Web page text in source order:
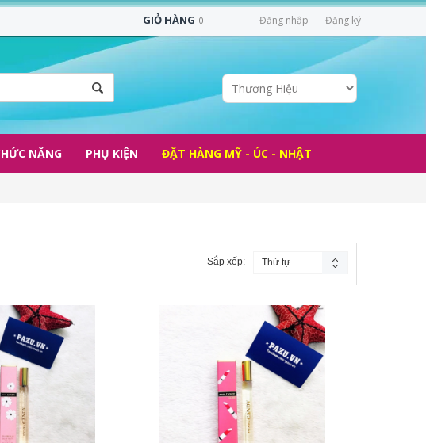
Đăng nhập Đăng ký
GIỎ HÀNG 0
NĂNG PHỤ KIỆN ĐẶT HÀNG MỸ - ÚC - NHẬT
Sắp xếp: Thứ tự